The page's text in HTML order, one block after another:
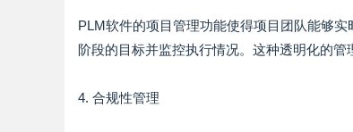
PLM软件的项目管理功能使得项目团队能够
阶段的目标并监控执行情况。这种透明化的
4. 合规性管理